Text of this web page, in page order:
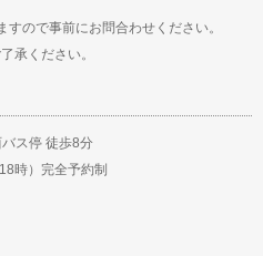
ので事前にお問合わせください。
承ください。
ス停 徒歩8分
時）完全予約制